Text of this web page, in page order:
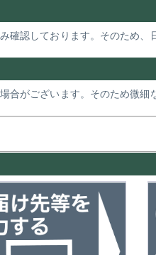
認しております。そのため
がございます。そのため微